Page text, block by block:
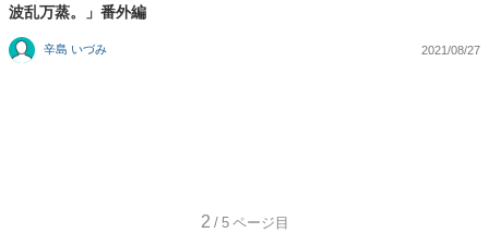
波乱万蒸。」番外編
辛島 いづみ 2021/08/27
2 /5 ページ目